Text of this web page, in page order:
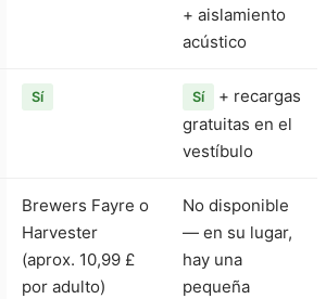
+ aislamiento
acústico
Sí Sí
+ recargas
gratuitas en el
vestíbulo
Brewers Fayre o
Harvester
(aprox. 10,99 £
por adulto)
No disponible
— en su lugar,
hay una
pequeña